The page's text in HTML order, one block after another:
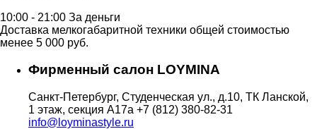
10:00 - 21:00 За деньги
Доставка мелкогабаритной техники общей стоимостью
менее 5 000 руб.
Фирменный салон LOYMINA
Санкт-Петербург, Студенческая ул., д.10, ТК Ланской,
1 этаж, секция А17а +7 (812) 380-82-31
info@loyminastyle.ru